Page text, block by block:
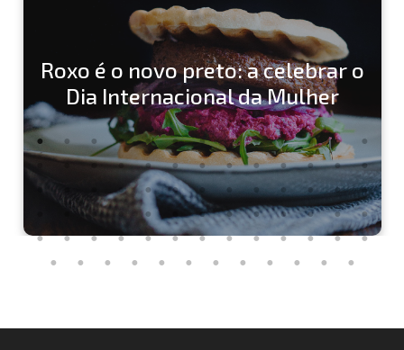
Roxo é o novo preto: a celebrar o
Dia Internacional da Mulher